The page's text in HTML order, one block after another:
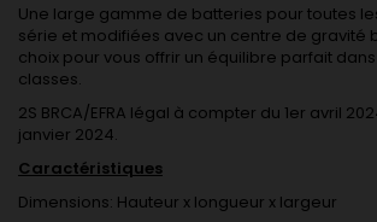
Une large gamme de batteries pour toutes
série et modifiées avec un centre de gravité
choix pour vous offrir un équilibre parfait
classes.
2S BRCA/EFRA légal à compter du 1er avril
janvier 2024.
Caractéristiques
Dimensions: Hauteur x longueur x largeur